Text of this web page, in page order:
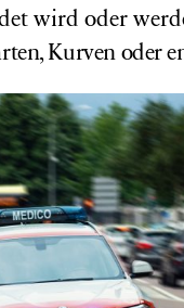
wird oder
Kurven oder